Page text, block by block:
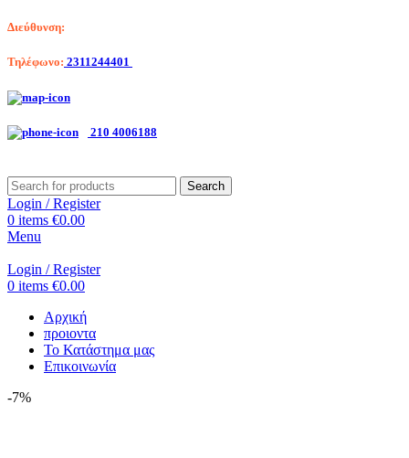
Διεύθυνση:
Τηλέφωνο: 2311244401
210 4006188
Search
Login / Register
0 items €0.00
Menu
Login / Register
0 items €0.00
Αρχική
προιοντα
Το Κατάστημα μας
Επικοινωνία
-7%